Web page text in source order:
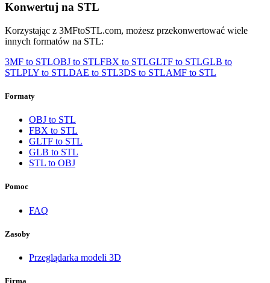
Konwertuj na STL
Korzystając z 3MFtoSTL.com, możesz przekonwertować wiele
innych formatów na STL:
3MF to STLOBJ to STLFBX to STLGLTF to STLGLB to
STLPLY to STLDAE to STL3DS to STLAMF to STL
Formaty
OBJ to STL
FBX to STL
GLTF to STL
GLB to STL
STL to OBJ
Pomoc
FAQ
Zasoby
Przeglądarka modeli 3D
Firma